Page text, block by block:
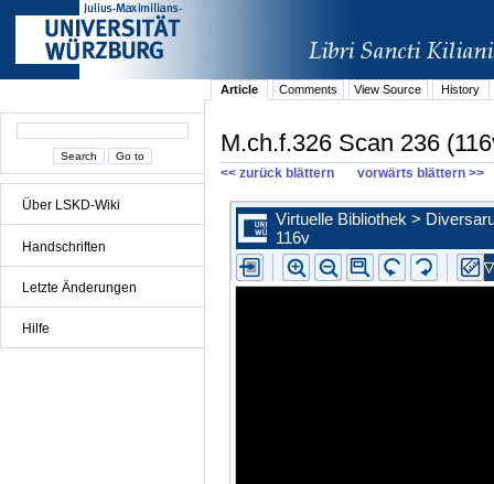
Über LSKD-Wiki
Handschriften
Letzte Änderungen
Hilfe
Article Comments View Source History
M.ch.f.326 Scan 236
<< zurück blättern vorwärts blättern >>